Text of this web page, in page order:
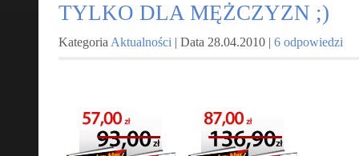
TYLKO DLA MĘŻCZYZN ;)
Kategoria Aktualności | Data 28.04.2010 | 6 odpowiedzi